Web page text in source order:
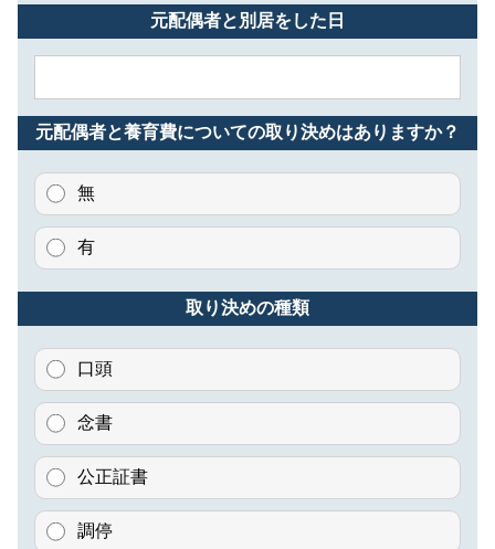
元配偶者と別居をした日
元配偶者と養育費についての取り決めはありますか？
無
有
取り決めの種類
口頭
念書
公正証書
調停